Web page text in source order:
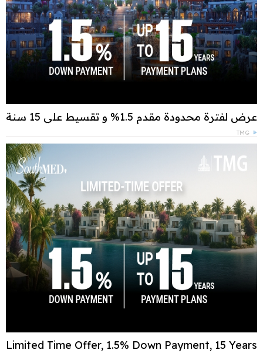
عرض لفترة محدودة مقدم 1.5% و تقسيط علي 15 سنة
TMG
Limited Time Offer, 1.5% Down Payment, 15 Years